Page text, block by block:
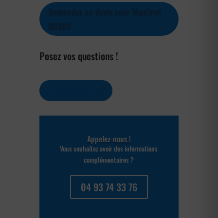
Posez vos questions !
Appelez-nous !
Vous souhaitez avoir des informations
complémentaires ?
04 93 74 33 76